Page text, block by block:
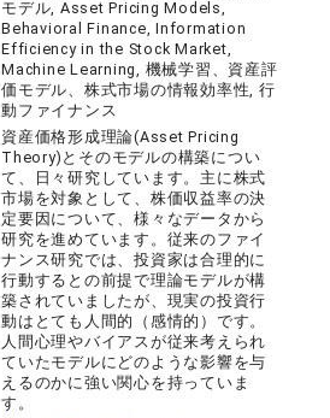
モデル, Asset Pricing Models,
Behavioral Finance, Information
Efficiency in the Stock Market,
Machine Learning, 機械学習、資産評
価モデル、株式市場の情報効率性, 行
動ファイナンス
資産価格形成理論(Asset Pricing
Theory)とそのモデルの構築につい
て、日々研究しています。主に株式
市場を対象として、株価収益率の決
定要因について、様々なデータから
研究を進めています。従来のファイ
ナンス研究では、投資家は合理的に
行動するとの前提で理論モデルが構
築されていましたが、現実の投資行
動はとても人間的（感情的）です。
人間心理やバイアスが従来考えられ
ていたモデルにどのような影響を与
えるのかに強い関心を持っていま
す。